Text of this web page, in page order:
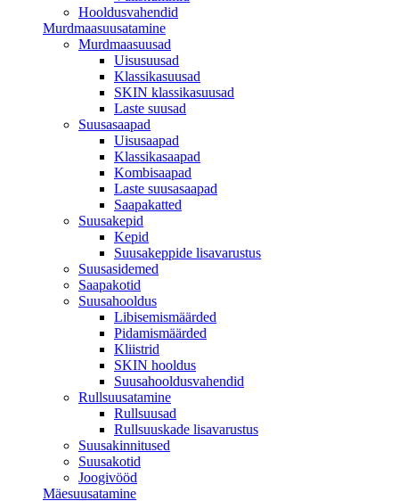
Hooldusvahendid
Murdmaasuusatamine
Murdmaasuusad
Uisusuusad
Klassikasuusad
SKIN klassikasuusad
Laste suusad
Suusasaapad
Uisusaapad
Klassikasaapad
Kombisaapad
Laste suusasaapad
Saapakatted
Suusakepid
Kepid
Suusakeppide lisavarustus
Suusasidemed
Saapakotid
Suusahooldus
Libisemismäärded
Pidamismäärded
Kliistrid
SKIN hooldus
Suusahooldusvahendid
Rullsuusatamine
Rullsuusad
Rullsuuskade lisavarustus
Suusakinnitused
Suusakotid
Joogivööd
Mäesuusatamine